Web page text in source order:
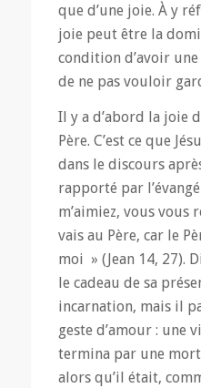
que d’une joie. À y
joie peut être la
condition d’avoir
de ne pas vouloir
Il y a d’abord la joie
Père. C’est ce que
dans le discours
rapporté par
m’aimiez, vous vous
vais au Père, car le
moi » (Jean 14, 27).
le cadeau de sa
incarnation, mais il
geste d’amour : une
termina par une
alors qu’il était,